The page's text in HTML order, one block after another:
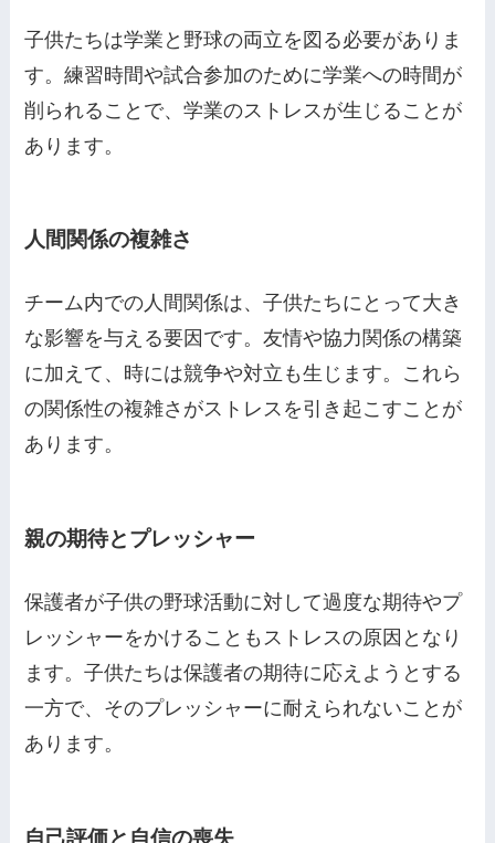
子供たちは学業と野球の両立を図る必要がありま
す。練習時間や試合参加のために学業への時間が
削られることで、学業のストレスが生じることが
あります。
人間関係の複雑さ
チーム内での人間関係は、子供たちにとって大き
な影響を与える要因です。友情や協力関係の構築
に加えて、時には競争や対立も生じます。これら
の関係性の複雑さがストレスを引き起こすことが
あります。
親の期待とプレッシャー
保護者が子供の野球活動に対して過度な期待やプ
レッシャーをかけることもストレスの原因となり
ます。子供たちは保護者の期待に応えようとする
一方で、そのプレッシャーに耐えられないことが
あります。
自己評価と自信の喪失